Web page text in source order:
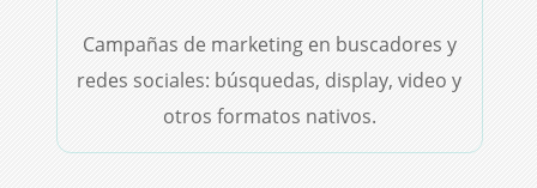
Campañas de marketing en buscadores y
redes sociales: búsquedas, display, video y
otros formatos nativos.